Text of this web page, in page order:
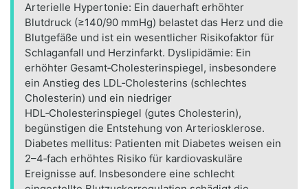
Arterielle Hypertonie: Ein dauerhaft erhöhter
Blutdruck (≥140/90 mmHg) belastet das Herz und die
Blutgefäße und ist ein wesentlicher Risikofaktor für
Schlaganfall und Herzinfarkt. Dyslipidämie: Ein
erhöhter Gesamt‑Cholesterinspiegel, insbesondere
ein Anstieg des LDL‑Cholesterins (schlechtes
Cholesterin) und ein niedriger
HDL‑Cholesterinspiegel (gutes Cholesterin),
begünstigen die Entstehung von Arteriosklerose.
Diabetes mellitus: Patienten mit Diabetes weisen ein
2–4‑fach erhöhtes Risiko für kardiovaskuläre
Ereignisse auf. Insbesondere eine schlecht